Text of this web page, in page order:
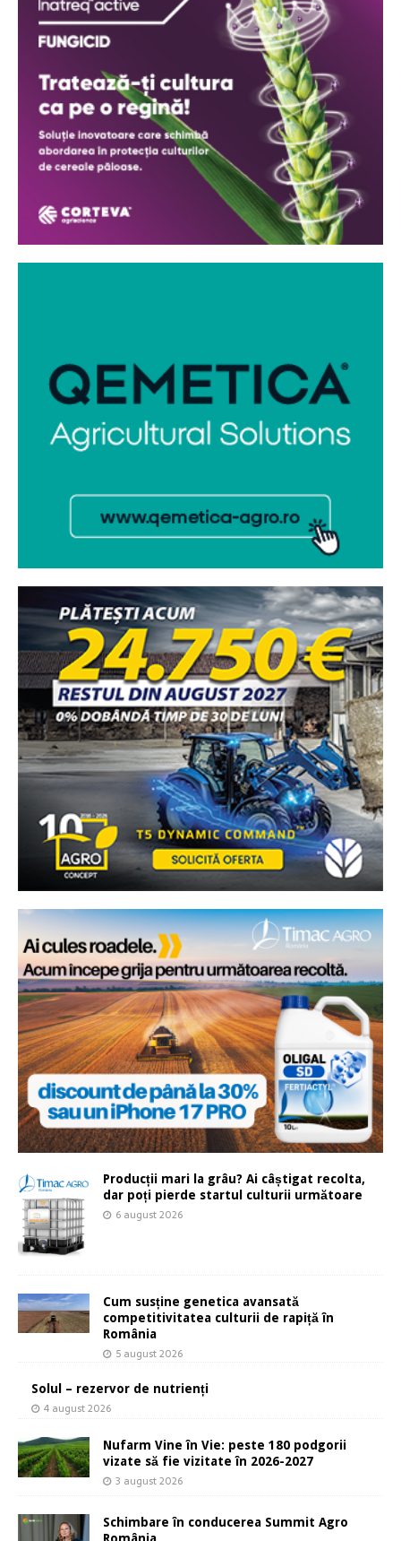
Producții mari la grâu? Ai câștigat recolta,
dar poți pierde startul culturii următoare
6 august 2026
Cum susține genetica avansată
competitivitatea culturii de rapiță în
România
5 august 2026
Solul – rezervor de nutrienți
4 august 2026
Nufarm Vine în Vie: peste 180 podgorii
vizate să fie vizitate în 2026-2027
3 august 2026
Schimbare în conducerea Summit Agro